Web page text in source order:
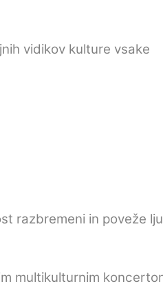
vidikov kulture vsake
razbremeni in poveže
multikulturnim